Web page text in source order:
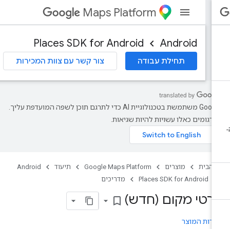
Maps Platform
Android
Places SDK for Android
תחילת עבודה צור קשר עם צוות המכירות
‫Google משתמשת בטכנולוגיית AI כדי לתרגם תוכן לשפה המועדפת עליך.
כאלו עשויות להיות שגיאות.
הבית מוצרים Google Maps Platform תיעוד
Android
Places SDK for Android
מדריכים
מקום (חדש)bookmark_border
המוצר